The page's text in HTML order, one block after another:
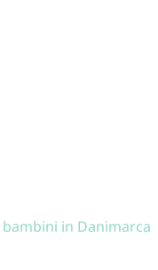
in Danimarca